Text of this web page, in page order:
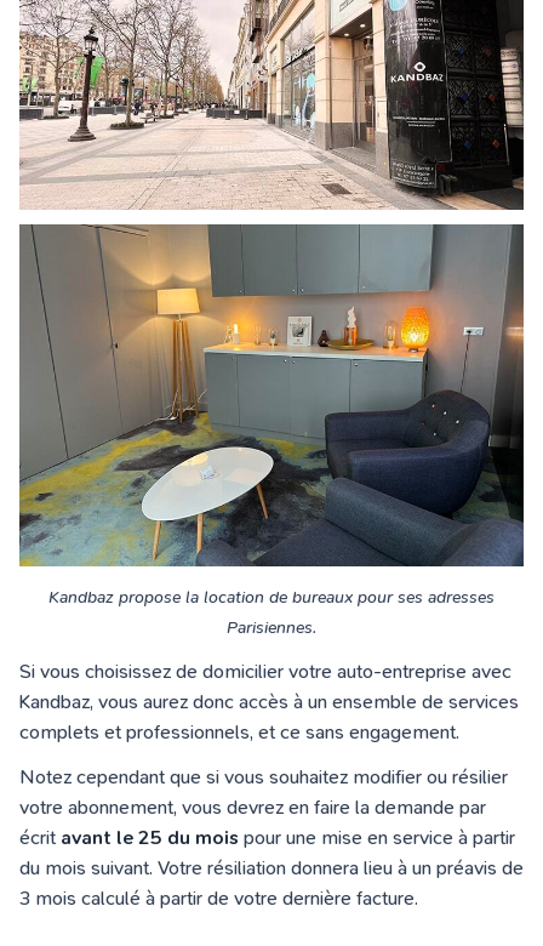
Kandbaz propose la location de bureaux pour ses adresses
Parisiennes.
Si vous choisissez de domicilier votre auto-entreprise avec
Kandbaz, vous aurez donc accès à un ensemble de services
complets et professionnels, et ce sans engagement.
Notez cependant que si vous souhaitez modifier ou résilier
votre abonnement, vous devrez en faire la demande par
écrit avant le 25 du mois pour une mise en service à partir
du mois suivant. Votre résiliation donnera lieu à un préavis de
3 mois calculé à partir de votre dernière facture.